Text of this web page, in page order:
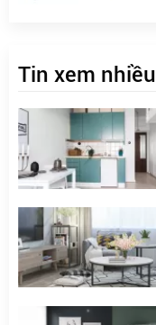
Tin xem nhiều